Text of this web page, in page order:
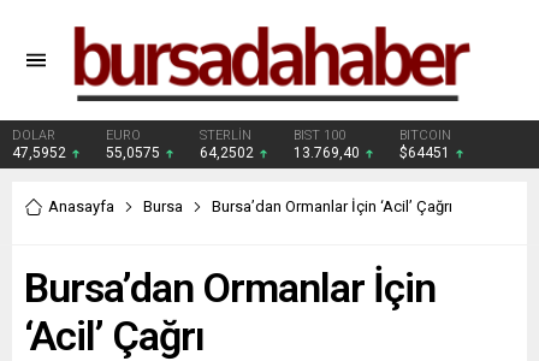
DOLAR
47,5952
EURO
55,0575
STERLİN
64,2502
BIST 100
13.769,40
BITCOIN
$64451
Anasayfa Bursa Bursa’dan Ormanlar İçin ‘Acil’ Çağrı
Bursa’dan Ormanlar İçin
‘Acil’ Çağrı